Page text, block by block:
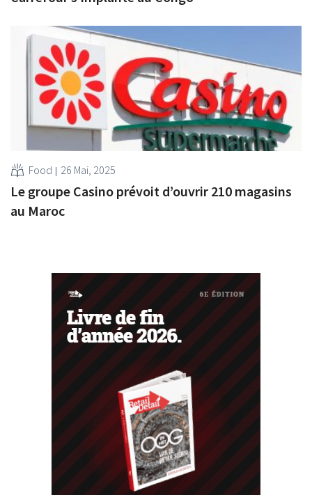
Food 26 Mai, 2025
Le groupe Casino prévoit d’ouvrir 210 magasins
au Maroc